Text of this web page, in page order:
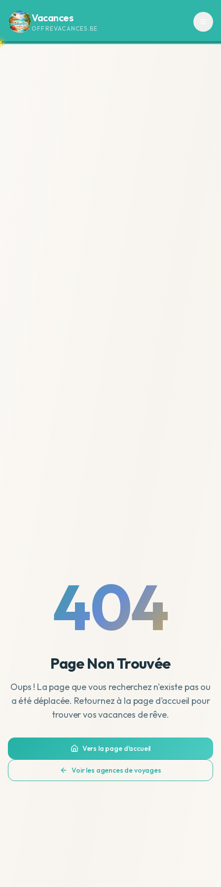
Vacances
OFFREVACANCES.BE
404
Page Non Trouvée
Oups ! La page que vous recherchez n'existe pas ou
a été déplacée. Retournez à la page d'accueil pour
trouver vos vacances de rêve.
Vers la page d'accueil
Voir les agences de voyages